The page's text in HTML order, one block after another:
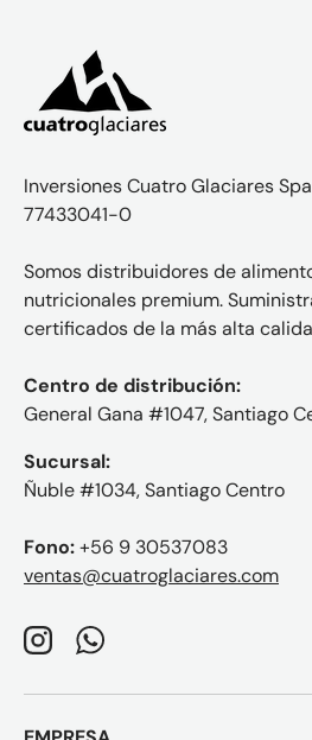
Inversiones Cuatro Glaciares
77433041-0
Somos distribuidores de
nutricionales premium.
certificados de la más alta
Centro de distribución:
General Gana #1047, Santiago
Sucursal:
Ñuble #1034, Santiago Centro
Fono:+56 9 30537083
ventas@cuatroglaciares.com
InstagramWhatsApp